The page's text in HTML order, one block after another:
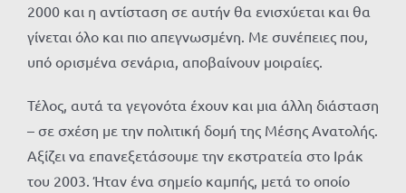
2000 και η αντίσταση σε αυτήν θα ενισχύεται και θα
γίνεται όλο και πιο απεγνωσμένη. Με συνέπειες που,
υπό ορισμένα σενάρια, αποβαίνουν μοιραίες.
Τέλος, αυτά τα γεγονότα έχουν και μια άλλη διάσταση
– σε σχέση με την πολιτική δομή της Μέσης Ανατολής.
Αξίζει να επανεξετάσουμε την εκστρατεία στο Ιράκ
του 2003. Ήταν ένα σημείο καμπής, μετά το οποίο